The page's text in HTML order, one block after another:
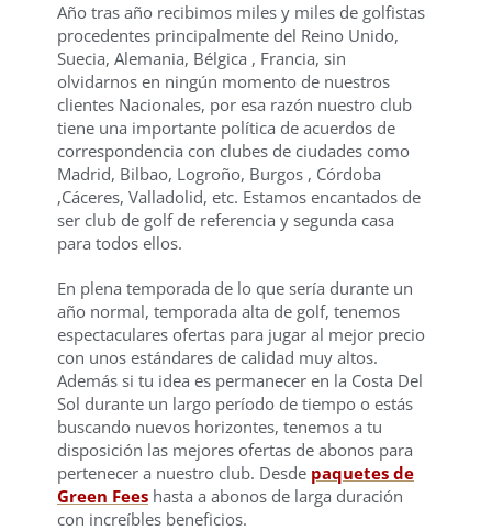
Año tras año recibimos miles y miles de golfistas
procedentes principalmente del Reino Unido,
Suecia, Alemania, Bélgica , Francia, sin
olvidarnos en ningún momento de nuestros
clientes Nacionales, por esa razón nuestro club
tiene una importante política de acuerdos de
correspondencia con clubes de ciudades como
Madrid, Bilbao, Logroño, Burgos , Córdoba
,Cáceres, Valladolid, etc. Estamos encantados de
ser club de golf de referencia y segunda casa
para todos ellos.
En plena temporada de lo que sería durante un
año normal, temporada alta de golf, tenemos
espectaculares ofertas para jugar al mejor precio
con unos estándares de calidad muy altos.
Además si tu idea es permanecer en la Costa Del
Sol durante un largo período de tiempo o estás
buscando nuevos horizontes, tenemos a tu
disposición las mejores ofertas de abonos para
pertenecer a nuestro club. Desde paquetes de
Green Fees hasta a abonos de larga duración
con increíbles beneficios.